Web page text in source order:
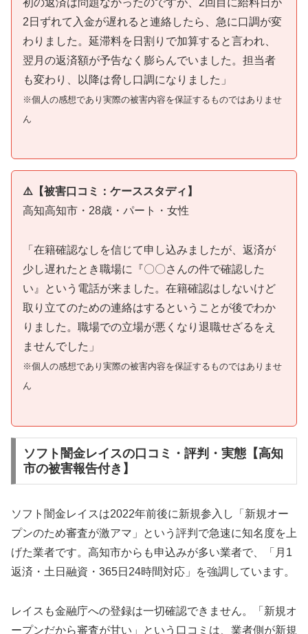
2日ずれて入金が遅れると連絡したら、急に口調が変
わりました。延滞料を日割りで加算すると言われ、
翌月の返済額が予告なく膨らんでいました。担当者
も変わり、以降は脅し口調になりました」
※個人の感想であり実際の被害内容を保証するものではありませ
ん
⚠️【被害口コミ：ケーススタディ】
高知高知市・28歳・パート・女性
「在籍確認なしを信じて申し込みましたが、返済が
少し遅れたとき職場に『〇〇さんの件で確認した
い』という電話が来ました。在籍確認はしないけど
取り立てのための連絡はするということが後でわか
りました。職場での立場が悪くなり退職せざるをえ
ませんでした」
※個人の感想であり実際の被害内容を保証するものではありませ
ん
ソフト闇金レイスの口コミ・評判・実態【高知
市の被害報告付き】
ソフト闇金レイスは2022年前後に新規参入し「新規オー
プンのため審査が激アマ」という評判で急速に知名度を上
げた業者です。高知市からも申込みが多い業者で、「月1
返済・土日融資・365日24時間対応」を強調しています。
レイスも金融庁への登録は一切確認できません。「新規オ
ープンだから審査が甘い」という口コミは、業者側が新規